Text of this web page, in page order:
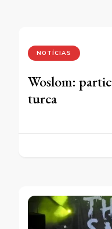
NOTÍCIAS
Woslom:
turca